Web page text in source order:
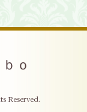
ｏ
Reserved.